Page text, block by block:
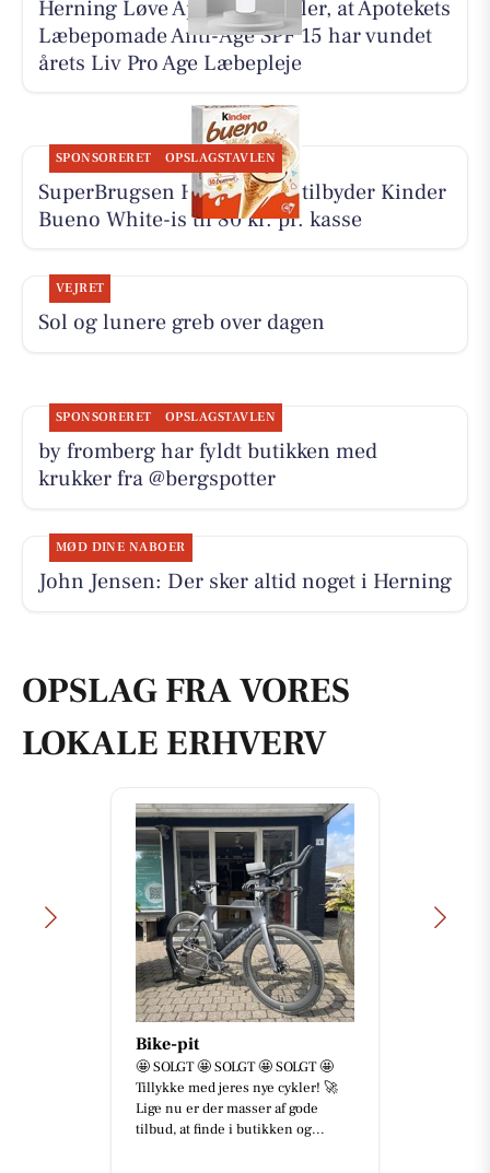
Herning Løve Apotek fortæller, at Apotekets
Læbepomade Anti-Age SPF 15 har vundet
årets Liv Pro Age Læbepleje
SPONSORERET OPSLAGSTAVLEN
SuperBrugsen Hammerum tilbyder Kinder
Bueno White-is til 80 kr. pr. kasse
VEJRET
Sol og lunere greb over dagen
SPONSORERET OPSLAGSTAVLEN
by fromberg har fyldt butikken med
krukker fra @bergspotter
MØD DINE NABOER
John Jensen: Der sker altid noget i Herning
OPSLAG FRA VORES
LOKALE ERHVERV
Bike-pit
🤩 SOLGT 🤩 SOLGT 🤩 SOLGT 🤩
Tillykke med jeres nye cykler! 🚀
Lige nu er der masser af gode
tilbud, at finde i butikken og...